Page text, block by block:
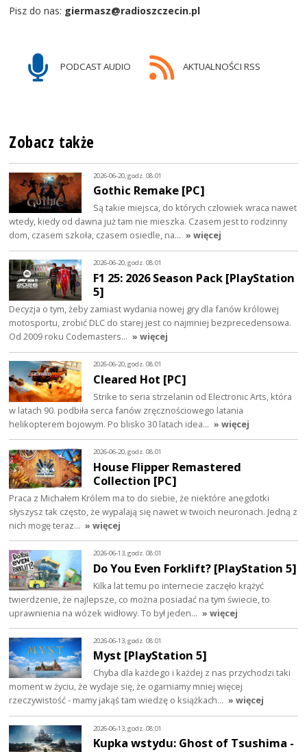
Pisz do nas: giermasz@radioszczecin.pl
PODCAST AUDIO AKTUALNOŚCI RSS
Zobacz także
2026-06-20, godz. 08:01
Gothic Remake [PC]
Są takie miejsca, do których człowiek wraca nawet
wtedy, kiedy od dawna już tam nie mieszka. Czasem jest to rodzinny
dom, czasem szkoła, czasem osiedle, na… » więcej
2026-06-20, godz. 08:01
F1 25: 2026 Season Pack [PlayStation
5]
Decyzja o tym, żeby zamiast wydania nowej gry dla fanów królowej
motosportu, zrobić DLC do starej jest co najmniej bezprecedensowa.
Od 2009 roku Codemasters… » więcej
2026-06-20, godz. 08:01
Cleared Hot [PC]
Strike to seria strzelanin od Electronic Arts, która
w latach 90. podbiła serca fanów zręcznościowego latania
helikopterem bojowym. Po blisko 30 latach idea… » więcej
2026-06-20, godz. 08:01
House Flipper Remastered
Collection [PC]
Praca z Michałem Królem ma to do siebie, że niektóre anegdotki
słyszysz tak często, że wypalają się nawet w twoich neuronach. Jedną z
nich mogę teraz… » więcej
2026-06-13, godz. 08:01
Do You Even Forklift? [PlayStation 5]
Kilka lat temu po internecie zaczęło krążyć
twierdzenie, że najlepsze, co można posiadać na tym świecie, to
uprawnienia na wózek widłowy. To był jeden… » więcej
2026-06-13, godz. 08:01
Myst [PlayStation 5]
Chyba dla każdego i każdej z nas przychodzi taki
moment w życiu, że wydaje się, że ogarniamy mniej więcej
rzeczywistość - mamy jakąś tam wiedzę o książkach… » więcej
2026-06-13, godz. 08:01
Kupka wstydu: Ghost of Tsushima -